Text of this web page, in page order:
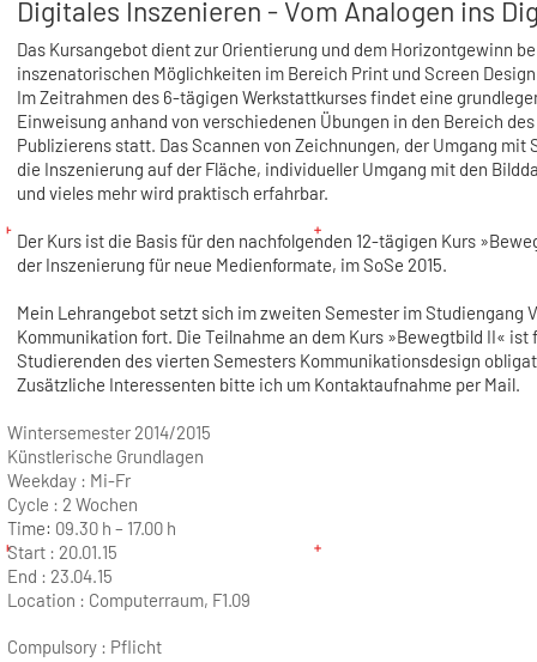
Digitales Inszenieren - Vom Analogen ins
Das Kursangebot dient zur Orientierung und dem Horizontgewinn
inszenatorischen Möglichkeiten im Bereich Print und Screen
Im Zeitrahmen des 6-tägigen Werkstattkurses findet eine
Einweisung anhand von verschiedenen Übungen in den Bereich
Publizierens statt. Das Scannen von Zeichnungen, der Umgang mit
die Inszenierung auf der Fläche, individueller Umgang mit den
und vieles mehr wird praktisch erfahrbar.
Der Kurs ist die Basis für den nachfolgenden 12-tägigen Kurs
der Inszenierung für neue Medienformate, im SoSe 2015.
Mein Lehrangebot setzt sich im zweiten Semester im Studiengang
Kommunikation fort. Die Teilnahme an dem Kurs »Bewegtbild II« ist
Studierenden des vierten Semesters Kommunikationsdesign
Zusätzliche Interessenten bitte ich um Kontaktaufnahme per Mail.
Wintersemester 2014/2015
Künstlerische Grundlagen
Weekday : Mi-Fr
Cycle : 2 Wochen
Time: 09.30 h – 17.00 h
Start : 20.01.15
End : 23.04.15
Location : Computerraum, F1.09
Compulsory : Pflicht